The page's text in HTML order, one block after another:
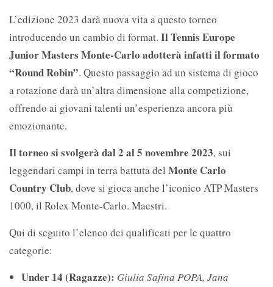
L’edizione 2023 darà nuova vita a questo torneo
introducendo un cambio di format. Il Tennis Europe
Junior Masters Monte-Carlo adotterà infatti il ​​formato
“Round Robin”. Questo passaggio ad un sistema di gioco
a rotazione darà un’altra dimensione alla competizione,
offrendo ai giovani talenti un’esperienza ancora più
emozionante.
Il torneo si svolgerà dal 2 al 5 novembre 2023, sui
leggendari campi in terra battuta del Monte Carlo
Country Club, dove si gioca anche l’iconico ATP Masters
1000, il Rolex Monte-Carlo. Maestri.
Qui di seguito l’elenco dei qualificati per le quattro
categorie:
Under 14 (Ragazze): Giulia Safina POPA, Jana